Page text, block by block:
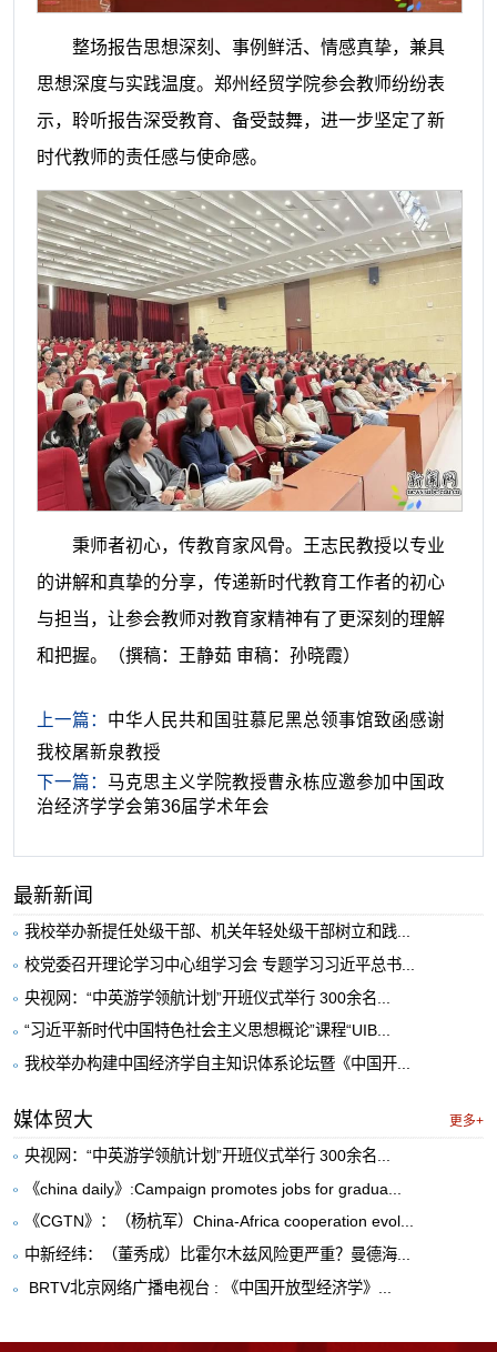
整场报告思想深刻、事例鲜活、情感真挚，兼具
思想深度与实践温度。郑州经贸学院参会教师纷纷表
示，聆听报告深受教育、备受鼓舞，进一步坚定了新
时代教师的责任感与使命感。
秉师者初心，传教育家风骨。王志民教授以专业
的讲解和真挚的分享，传递新时代教育工作者的初心
与担当，让参会教师对教育家精神有了更深刻的理解
和把握。
（撰稿：王静茹 审稿：孙晓霞）
上一篇： 中华人民共和国驻慕尼黑总领事馆致函感谢
我校屠新泉教授
下一篇： 马克思主义学院教授曹永栋应邀参加中国政
治经济学学会第36届学术年会
最新新闻
我校举办新提任处级干部、机关年轻处级干部树立和践...
校党委召开理论学习中心组学习会 专题学习习近平总书...
央视网：“中英游学领航计划”开班仪式举行 300余名...
“习近平新时代中国特色社会主义思想概论”课程“UIB...
我校举办构建中国经济学自主知识体系论坛暨《中国开...
媒体贸大 更多+
央视网：“中英游学领航计划”开班仪式举行 300余名...
《china daily》:Campaign promotes jobs for gradua...
《CGTN》：（杨杭军）China-Africa cooperation evol...
中新经纬：（董秀成）比霍尔木兹风险更严重？曼德海...
​ BRTV北京网络广播电视台 : 《中国开放型经济学》...